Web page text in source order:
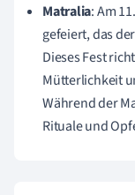
Matralia: Am
gefeiert, das
Dieses Fest
Mütterlichkeit
Während der
Rituale und